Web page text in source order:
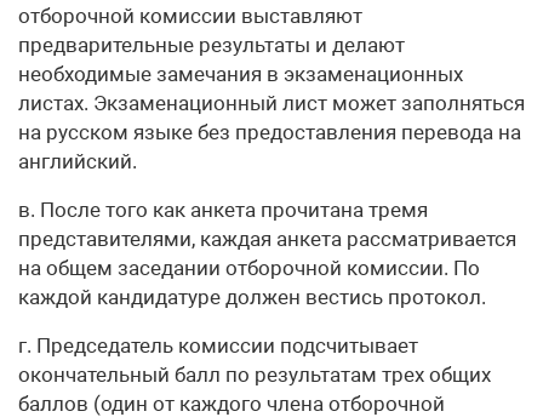
отборочной комиссии выставляют
предварительные результаты и делают
необходимые замечания в экзаменационных
листах. Экзаменационный лист может заполняться
на русском языке без предоставления перевода на
английский.
в. После того как анкета прочитана тремя
представителями, каждая анкета рассматривается
на общем заседании отборочной комиссии. По
каждой кандидатуре должен вестись протокол.
г. Председатель комиссии подсчитывает
окончательный балл по результатам трех общих
баллов (один от каждого члена отборочной